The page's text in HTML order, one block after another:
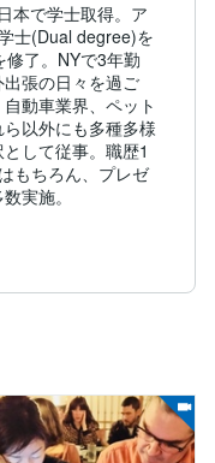
本で学士取得。ア
士(Dual degree)を
了。NYで3年勤
張の日々を過ご
動車業界、ペット
以外にも多種多様
して従事。職歴1
もちろん、プレゼ
実施。
ンドネシア、イン
ベトナム、フィリ
が望ましいのです
し業務を遂行でき
。英語はできて当